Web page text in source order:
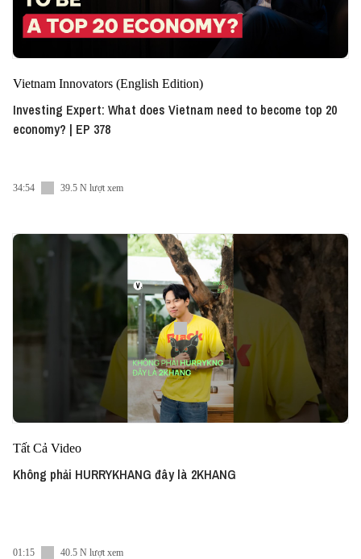
Vietnam Innovators (English Edition)
Investing Expert: What does Vietnam need to become top 20
economy? | EP 378
34:54 39.5 N lượt xem
Tất Cả Video
Không phải HURRYKHANG đây là 2KHANG
01:15 40.5 N lượt xem